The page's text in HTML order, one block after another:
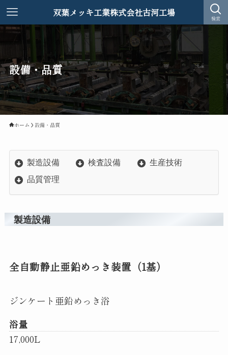
双葉メッキ工業株式会社古河工場 検索
設備・品質
ホーム 設備・品質
製造設備 検査設備
生産技術
品質管理
製造設備
全自動静止亜鉛めっき装置（1基）
ジンケート亜鉛めっき浴
浴量
17,000L